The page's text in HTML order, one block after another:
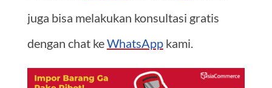
juga bisa melakukan konsultasi gratis
dengan chat keWhatsAppkami.